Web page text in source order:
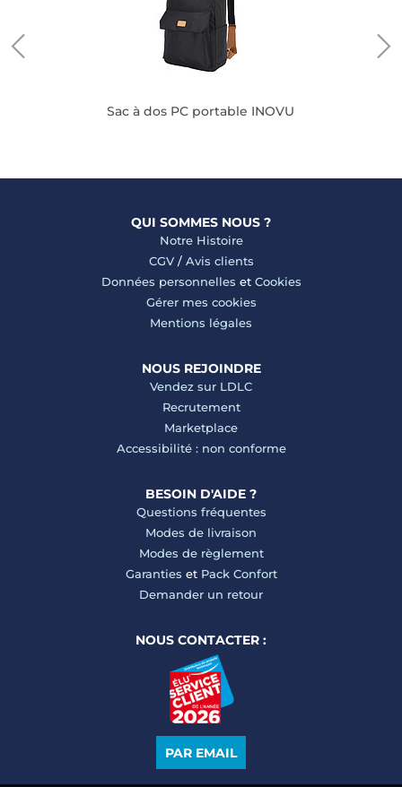
Sac à dos PC portable INOVU
QUI SOMMES NOUS ?
Notre Histoire
CGV/ Avis clients
Données personnelles et Cookies
Gérer mes cookies
Mentions légales
NOUS REJOINDRE
Vendez sur LDLC
Recrutement
Marketplace
Accessibilité : non conforme
BESOIN D'AIDE ?
Questions fréquentes
Modes de livraison
Modes de règlement
Garanties et Pack Confort
Demander un retour
NOUS CONTACTER :
PAR EMAIL